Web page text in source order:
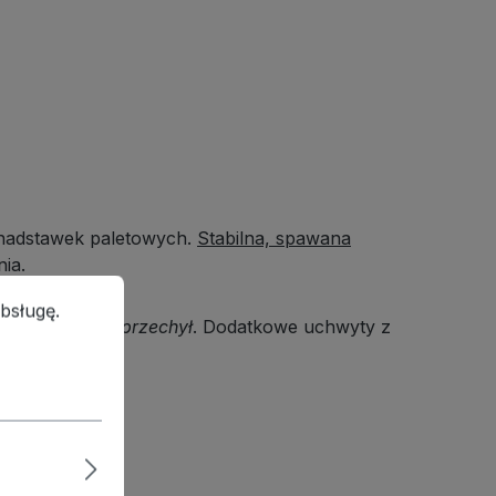
paletowych. Stabilna, spawana
kontrolowany przechył. Dodatkowe uchwyty z
Więcej informacji...